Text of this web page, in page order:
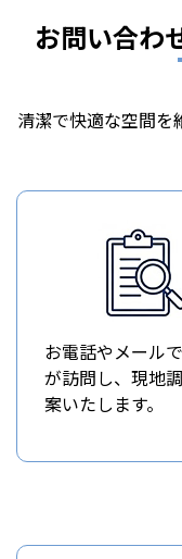
お問い合わ
清潔で快適な空間
お電話やメール
が訪問し、現地
案いたします。